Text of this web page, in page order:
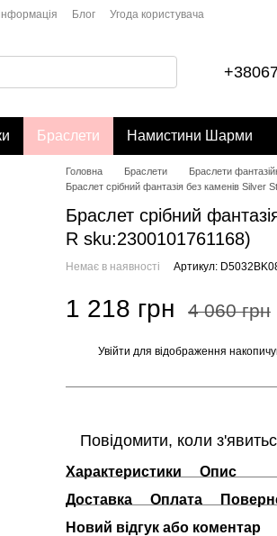
Блог Угода користувача
Браслети Намистини Шарми
Головна Браслети
Браслети
Браслет срібний фантазія без каменів
Браслет срібний
R sku:2300101761168)
Немає в наявності Артикул:
1 218 грн 4 060 грн
Увійти для відображення
Повідомити, коли
Характеристики
Опис
Доставка
Оплата
Новий відгук або коментар